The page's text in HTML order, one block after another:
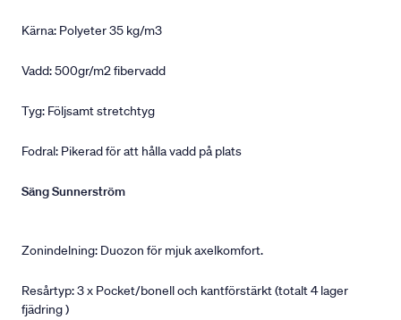
Kärna: Polyeter 35 kg/m3
Vadd: 500gr/m2 fibervadd
Tyg: Följsamt stretchtyg
Fodral: Pikerad för att hålla vadd på plats
Säng Sunnerström
Zonindelning: Duozon för mjuk axelkomfort.
Resårtyp: 3 x Pocket/bonell och kantförstärkt (totalt 4 lager
fjädring )